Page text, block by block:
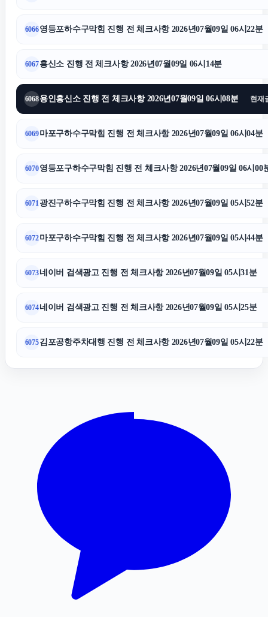
평택이혼전문변호사
인스타 팔로워 늘리기
의정부학교폭력변호사
양천하수구막힘
6066영등포하수구막힘 진행 전 체크사항 2026년07월09일 06시22분
6067흥신소 진행 전 체크사항 2026년07월09일 06시14분
6068용인흥신소 진행 전 체크사항 2026년07월09일 06시08분 현재
6069마포구하수구막힘 진행 전 체크사항 2026년07월09일 06시04분
6070영등포구하수구막힘 진행 전 체크사항 2026년07월09일 06시00
6071 광진구하수구막힘 진행 전 체크사항 2026년07월09일 05시52분
6072마포구하수구막힘 진행 전 체크사항 2026년07월09일 05시44분
6073네이버 검색광고 진행 전 체크사항 2026년07월09일 05시31분
6074네이버 검색광고 진행 전 체크사항 2026년07월09일 05시25분
6075김포공항주차대행 진행 전 체크사항 2026년07월09일 05시22분